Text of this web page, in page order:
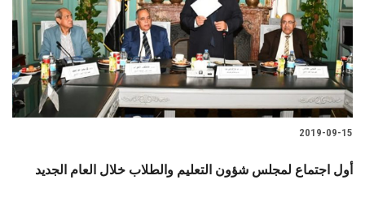
2019-09-15
أول اجتماع لمجلس شؤون التعليم والطلاب خلال العام الجديد